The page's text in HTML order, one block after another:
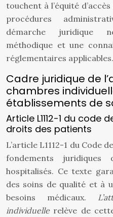
touchent à l’équité
procédures
démarche juridique
méthodique et une
réglementaires applicables.
Cadre juridique de
chambres
établissements de
Article L1112-1 du code
droits des patients
L’article L1112-1 du Code
fondements
hospitalisés. Ce texte
des soins de qualité et à
besoins médicaux.
individuelle relève de